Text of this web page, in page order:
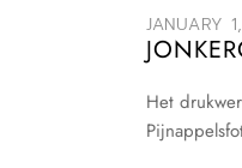
JANUARY
Het